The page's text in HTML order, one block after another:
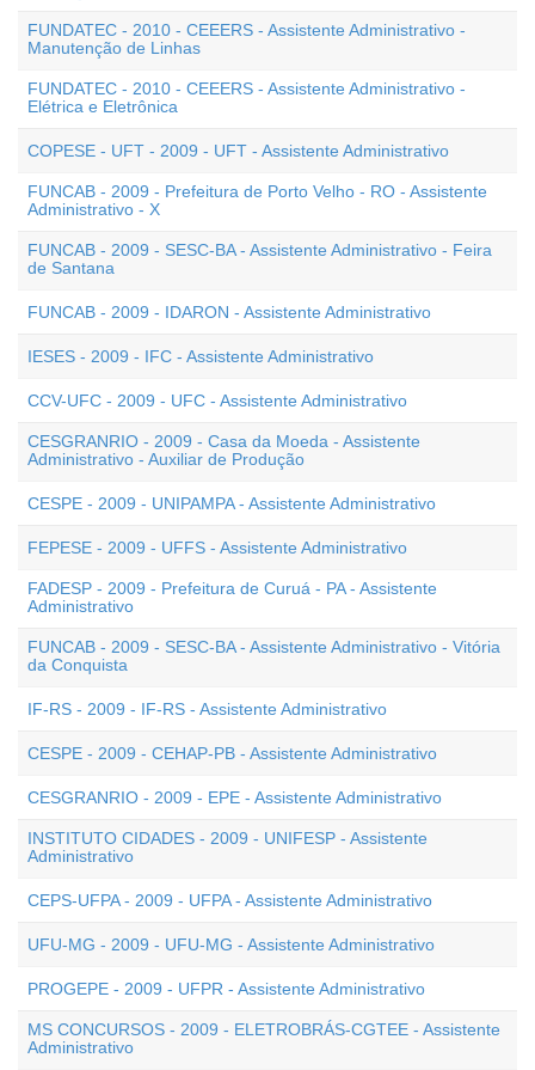
FUNDATEC - 2010 - CEEERS - Assistente Administrativo -
Manutenção de Linhas
FUNDATEC - 2010 - CEEERS - Assistente Administrativo -
Elétrica e Eletrônica
COPESE - UFT - 2009 - UFT - Assistente Administrativo
FUNCAB - 2009 - Prefeitura de Porto Velho - RO - Assistente
Administrativo - X
FUNCAB - 2009 - SESC-BA - Assistente Administrativo - Feira
de Santana
FUNCAB - 2009 - IDARON - Assistente Administrativo
IESES - 2009 - IFC - Assistente Administrativo
CCV-UFC - 2009 - UFC - Assistente Administrativo
CESGRANRIO - 2009 - Casa da Moeda - Assistente
Administrativo - Auxiliar de Produção
CESPE - 2009 - UNIPAMPA - Assistente Administrativo
FEPESE - 2009 - UFFS - Assistente Administrativo
FADESP - 2009 - Prefeitura de Curuá - PA - Assistente
Administrativo
FUNCAB - 2009 - SESC-BA - Assistente Administrativo - Vitória
da Conquista
IF-RS - 2009 - IF-RS - Assistente Administrativo
CESPE - 2009 - CEHAP-PB - Assistente Administrativo
CESGRANRIO - 2009 - EPE - Assistente Administrativo
INSTITUTO CIDADES - 2009 - UNIFESP - Assistente
Administrativo
CEPS-UFPA - 2009 - UFPA - Assistente Administrativo
UFU-MG - 2009 - UFU-MG - Assistente Administrativo
PROGEPE - 2009 - UFPR - Assistente Administrativo
MS CONCURSOS - 2009 - ELETROBRÁS-CGTEE - Assistente
Administrativo